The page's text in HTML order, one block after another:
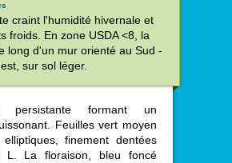
craint l'humidité hivernale et
froids. En zone USDA <8, la
long d'un mur orienté au Sud -
sur sol léger.
persistante formant un
Feuilles vert moyen
elliptiques, finement dentées
La floraison, bleu foncé